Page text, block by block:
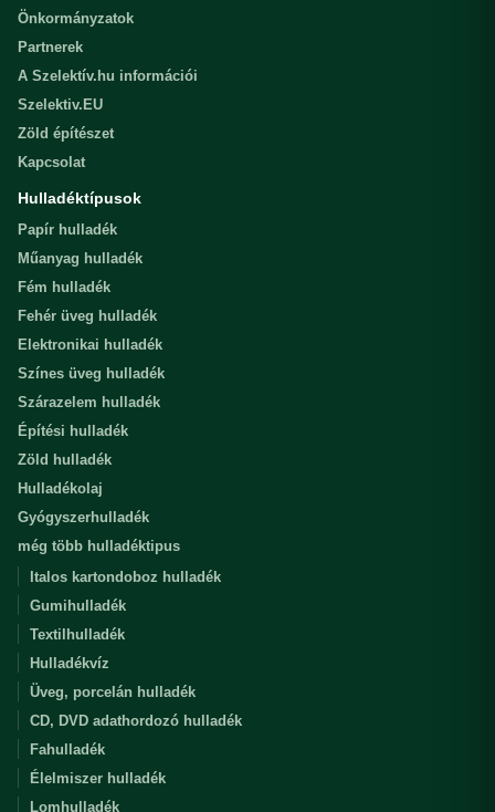
Önkormányzatok
Partnerek
A Szelektív.hu információi
Szelektiv.EU
Zöld építészet
Kapcsolat
Hulladéktípusok
Papír hulladék
Műanyag hulladék
Fém hulladék
Fehér üveg hulladék
Elektronikai hulladék
Színes üveg hulladék
Szárazelem hulladék
Építési hulladék
Zöld hulladék
Hulladékolaj
Gyógyszerhulladék
még több hulladéktipus
Italos kartondoboz hulladék
Gumihulladék
Textilhulladék
Hulladékvíz
Üveg, porcelán hulladék
CD, DVD adathordozó hulladék
Fahulladék
Élelmiszer hulladék
Lomhulladék